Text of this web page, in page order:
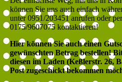
können Sie uns auch einfach
unter 0951/203451 anrufen oder
0175/9607075 kontaktieren!
Hier können Sie auch einen
gewünschten Betrag bestellen!
diesen im Laden (Keßlerstr. 26,
Post zugeschickt bekommen